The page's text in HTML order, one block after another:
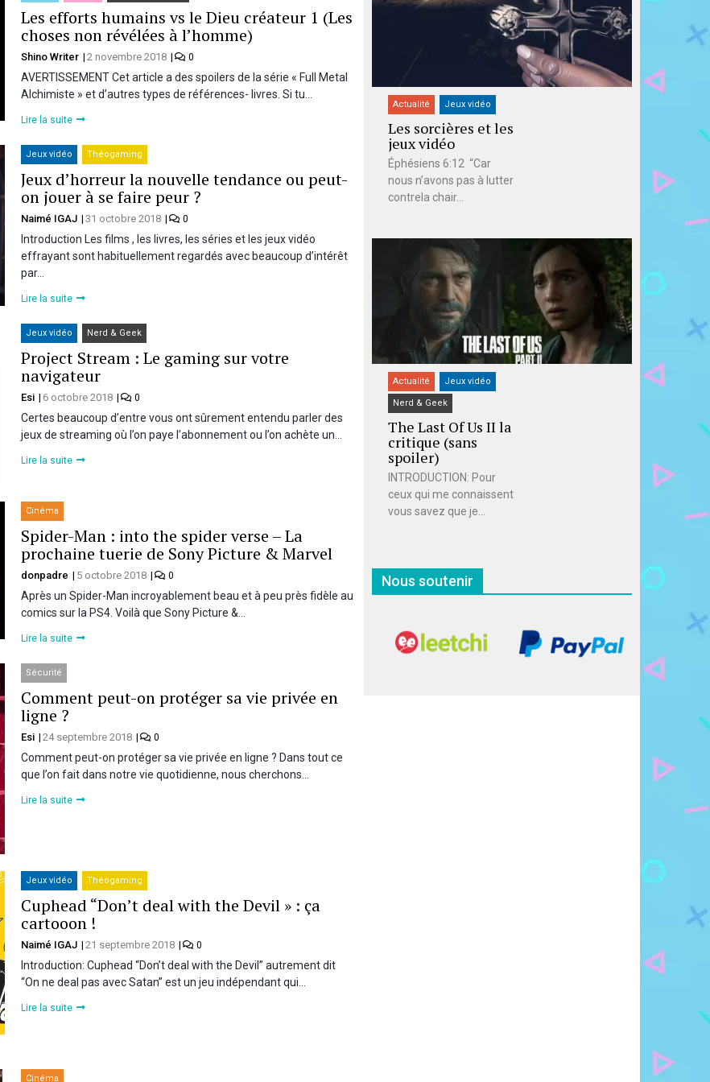
Les efforts humains vs le Dieu créateur 1 (Les
choses non révélées à l’homme)
Shino Writer 2 novembre 2018 0
AVERTISSEMENT Cet article a des spoilers de la série « Full Metal
Alchimiste » et d’autres types de références- livres. Si tu…
Lire la suite
Jeux vidéo Théogaming
Jeux d’horreur la nouvelle tendance ou peut-
on jouer à se faire peur ?
Naimé IGAJ 31 octobre 2018 0
Introduction Les films , les livres, les séries et les jeux vidéo
effrayant sont habituellement regardés avec beaucoup d’intérêt
par…
Lire la suite
Jeux vidéo Nerd & Geek
Project Stream : Le gaming sur votre
navigateur
Esi 6 octobre 2018 0
Certes beaucoup d’entre vous ont sûrement entendu parler des
jeux de streaming où l’on paye l’abonnement ou l’on achète un…
Lire la suite
Cinéma
Spider-Man : into the spider verse – La
prochaine tuerie de Sony Picture & Marvel
donpadre 5 octobre 2018 0
Après un Spider-Man incroyablement beau et à peu près fidèle au
comics sur la PS4. Voilà que Sony Picture &…
Lire la suite
Sécurité
Comment peut-on protéger sa vie privée en
ligne ?
Esi 24 septembre 2018 0
Comment peut-on protéger sa vie privée en ligne ? Dans tout ce
que l’on fait dans notre vie quotidienne, nous cherchons…
Lire la suite
Jeux vidéo Théogaming
Cuphead “Don’t deal with the Devil » : ça
cartooon !
Naimé IGAJ 21 septembre 2018 0
Introduction: Cuphead “Don’t deal with the Devil” autrement dit
“On ne deal pas avec Satan” est un jeu indépendant qui…
Lire la suite
Cinéma
Actualité Jeux vidéo
Les sorcières et les
jeux vidéo
Éphésiens 6:12 “Car
nous n’avons pas à lutter
contrela chair...
Actualité Jeux vidéo
Nerd & Geek
The Last Of Us II la
critique (sans
spoiler)
INTRODUCTION: Pour
ceux qui me connaissent
vous savez que je...
Nous soutenir